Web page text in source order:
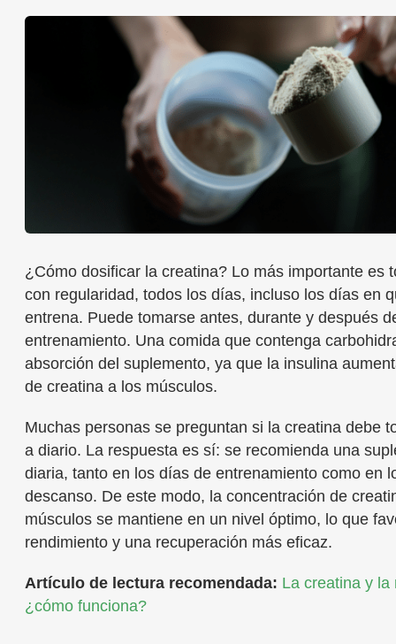
¿Cómo dosificar la creatina? Lo más importante es
con regularidad, todos los días, incluso los días en
entrena. Puede tomarse antes, durante y después
entrenamiento. Una comida que contenga
absorción del suplemento, ya que la insulina
de creatina a los músculos.
Muchas personas se preguntan si la creatina debe
a diario. La respuesta es sí: se recomienda una
diaria, tanto en los días de entrenamiento como en
descanso. De este modo, la concentración de
músculos se mantiene en un nivel óptimo, lo que
rendimiento y una recuperación más eficaz.
Artículo de lectura recomendada: La creatina y la
¿cómo funciona?